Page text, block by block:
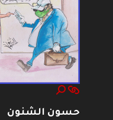
حسون الشنون